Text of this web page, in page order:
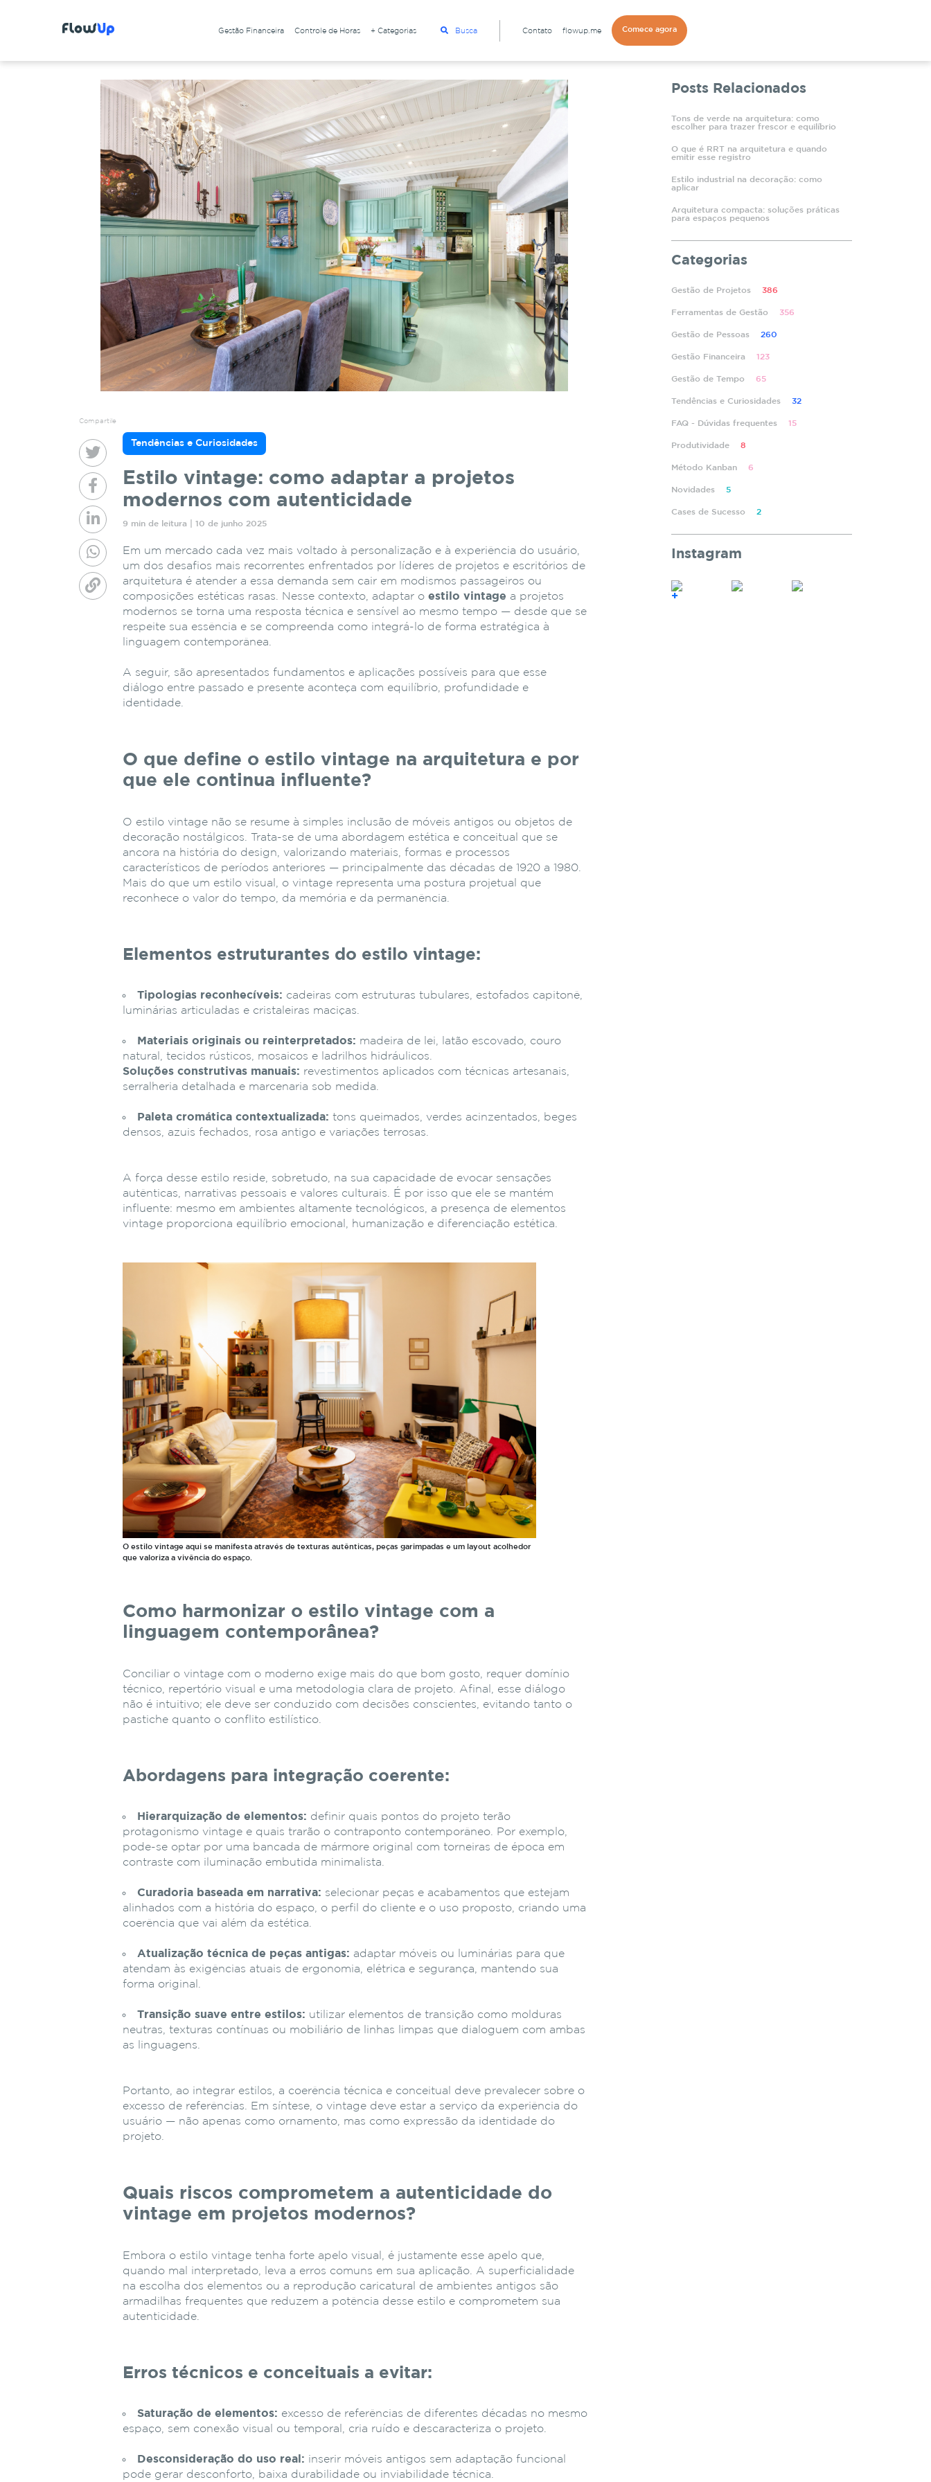
Gestão Financeira Controle de Horas + Categorias Busca Contato flowup.me Comece agora
Compartile
Tendências e Curiosidades
Estilo vintage: como adaptar a projetos
modernos com autenticidade
9 min de leitura | 10 de junho 2025
Em um mercado cada vez mais voltado à personalização e à experiência do usuário,
um dos desafios mais recorrentes enfrentados por líderes de projetos e escritórios de
arquitetura é atender a essa demanda sem cair em modismos passageiros ou
composições estéticas rasas. Nesse contexto, adaptar oestilo vintage a projetos
modernos se torna uma resposta técnica e sensível ao mesmo tempo — desde que se
respeite sua essência e se compreenda como integrá-lo de forma estratégica à
linguagem contemporânea.
A seguir, são apresentados fundamentos e aplicações possíveis para que esse
diálogo entre passado e presente aconteça com equilíbrio, profundidade e
identidade.
O que define o estilo vintage na arquitetura e por
que ele continua influente?
O estilo vintage não se resume à simples inclusão de móveis antigos ou objetos de
decoração nostálgicos. Trata-se de uma abordagem estética e conceitual que se
ancora na história do design, valorizando materiais, formas e processos
característicos de períodos anteriores — principalmente das décadas de 1920 a 1980.
Mais do que um estilo visual, o vintage representa uma postura projetual que
reconhece o valor do tempo, da memória e da permanência.
Elementos estruturantes do estilo vintage:
Tipologias reconhecíveis: cadeiras com estruturas tubulares, estofados capitonê,
luminárias articuladas e cristaleiras maciças.
Materiais originais ou reinterpretados: madeira de lei, latão escovado, couro
natural, tecidos rústicos, mosaicos e ladrilhos hidráulicos.
Soluções construtivas manuais: revestimentos aplicados com técnicas artesanais,
serralheria detalhada e marcenaria sob medida.
Paleta cromática contextualizada: tons queimados, verdes acinzentados, beges
densos, azuis fechados, rosa antigo e variações terrosas.
A força desse estilo reside, sobretudo, na sua capacidade de evocar sensações
autênticas, narrativas pessoais e valores culturais. É por isso que ele se mantém
influente: mesmo em ambientes altamente tecnológicos, a presença de elementos
vintage proporciona equilíbrio emocional, humanização e diferenciação estética.
O estilo vintage aqui se manifesta através de texturas autênticas, peças garimpadas e um layout acolhedor
que valoriza a vivência do espaço.
Como harmonizar o estilo vintage com a
linguagem contemporânea?
Conciliar o vintage com o moderno exige mais do que bom gosto, requer domínio
técnico, repertório visual e uma metodologia clara de projeto. Afinal, esse diálogo
não é intuitivo; ele deve ser conduzido com decisões conscientes, evitando tanto o
pastiche quanto o conflito estilístico.
Abordagens para integração coerente:
Hierarquização de elementos: definir quais pontos do projeto terão
protagonismo vintage e quais trarão o contraponto contemporâneo. Por exemplo,
pode-se optar por uma bancada de mármore original com torneiras de época em
contraste com iluminação embutida minimalista.
Curadoria baseada em narrativa: selecionar peças e acabamentos que estejam
alinhados com a história do espaço, o perfil do cliente e o uso proposto, criando uma
coerência que vai além da estética.
Atualização técnica de peças antigas: adaptar móveis ou luminárias para que
atendam às exigências atuais de ergonomia, elétrica e segurança, mantendo sua
forma original.
Transição suave entre estilos: utilizar elementos de transição como molduras
neutras, texturas contínuas ou mobiliário de linhas limpas que dialoguem com ambas
as linguagens.
Portanto, ao integrar estilos, a coerência técnica e conceitual deve prevalecer sobre o
excesso de referências. Em síntese, o vintage deve estar a serviço da experiência do
usuário — não apenas como ornamento, mas como expressão da identidade do
projeto.
Quais riscos comprometem a autenticidade do
vintage em projetos modernos?
Embora o estilo vintage tenha forte apelo visual, é justamente esse apelo que,
quando mal interpretado, leva a erros comuns em sua aplicação. A superficialidade
na escolha dos elementos ou a reprodução caricatural de ambientes antigos são
armadilhas frequentes que reduzem a potência desse estilo e comprometem sua
autenticidade.
Erros técnicos e conceituais a evitar:
Saturação de elementos: excesso de referências de diferentes décadas no mesmo
espaço, sem conexão visual ou temporal, cria ruído e descaracteriza o projeto.
Desconsideração do uso real: inserir móveis antigos sem adaptação funcional
pode gerar desconforto, baixa durabilidade ou inviabilidade técnica.
Posts Relacionados
Tons de verde na arquitetura: como
escolher para trazer frescor e equilíbrio
O que é RRT na arquitetura e quando
emitir esse registro
Estilo industrial na decoração: como
aplicar
Arquitetura compacta: soluções práticas
para espaços pequenos
Categorias
Gestão de Projetos 386
Ferramentas de Gestão 356
Gestão de Pessoas 260
Gestão Financeira 123
Gestão de Tempo 65
Tendências e Curiosidades 32
FAQ - Dúvidas frequentes 15
Produtividade 8
Método Kanban 6
Novidades 5
Cases de Sucesso 2
Instagram
+